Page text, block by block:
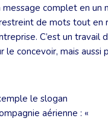
complet en un
de mots tout en
C’est un travail
le concevoir, mais aussi
le slogan
aérienne : «